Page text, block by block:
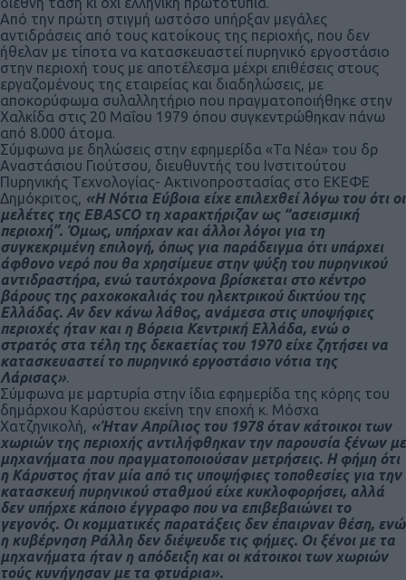
Από την πρώτη στιγμή ωστόσο υπήρξαν μεγάλες
αντιδράσεις από τους κατοίκους της περιοχής, που δεν
ήθελαν με τίποτα να κατασκευαστεί πυρηνικό εργοστάσιο
στην περιοχή τους με αποτέλεσμα μέχρι επιθέσεις στους
εργαζομένους της εταιρείας και διαδηλώσεις, με
αποκορύφωμα συλαλλητήριο που πραγματοποιήθηκε στην
Χαλκίδα στις 20 Μαΐου 1979 όπου συγκεντρώθηκαν πάνω
από 8.000 άτομα.
Σύμφωνα με δηλώσεις στην εφημερίδα «Τα Νέα» του δρ
Αναστάσιου Γιούτσου, διευθυντής του Ινστιτούτου
Πυρηνικής Τεχνολογίας- Ακτινοπροστασίας στο ΕΚΕΦΕ
Δημόκριτος, «Η Νότια Εύβοια είχε επιλεχθεί λόγω του ότι οι
μελέτες της ΕΒΑSCΟ τη χαρακτήριζαν ως “ασεισμική
περιοχή”. Όμως, υπήρχαν και άλλοι λόγοι για τη
συγκεκριμένη επιλογή, όπως για παράδειγμα ότι υπάρχει
άφθονο νερό που θα χρησίμευε στην ψύξη του πυρηνικού
αντιδραστήρα, ενώ ταυτόχρονα βρίσκεται στο κέντρο
βάρους της ραχοκοκαλιάς του ηλεκτρικού δικτύου της
Ελλάδας. Αν δεν κάνω λάθος, ανάμεσα στις υποψήφιες
περιοχές ήταν και η Βόρεια Κεντρική Ελλάδα, ενώ ο
στρατός στα τέλη της δεκαετίας του 1970 είχε ζητήσει να
κατασκευαστεί το πυρηνικό εργοστάσιο νότια της
Λάρισας».
Σύμφωνα με μαρτυρία στην ίδια εφημερίδα της κόρης του
δημάρχου Καρύστου εκείνη την εποχή κ. Μόσχα
Χατζηνικολή, «Ήταν Απρίλιος του 1978 όταν κάτοικοι των
χωριών της περιοχής αντιλήφθηκαν την παρουσία ξένων με
μηχανήματα που πραγματοποιούσαν μετρήσεις. Η φήμη ότι
η Κάρυστος ήταν μία από τις υποψήφιες τοποθεσίες για την
κατασκευή πυρηνικού σταθμού είχε κυκλοφορήσει, αλλά
δεν υπήρχε κάποιο έγγραφο που να επιβεβαιώνει το
γεγονός. Οι κομματικές παρατάξεις δεν έπαιρναν θέση, ενώ
η κυβέρνηση Ράλλη δεν διέψευδε τις φήμες. Οι ξένοι με τα
μηχανήματα ήταν η απόδειξη και οι κάτοικοι των χωριών
τούς κυνήγησαν με τα φτυάρια».